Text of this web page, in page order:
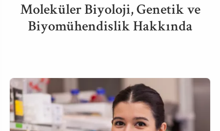
Moleküler Biyoloji, Genetik ve
Biyomühendislik Hakkında